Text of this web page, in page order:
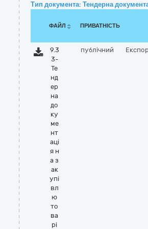
Тип документа: Тендерна
ФАЙЛ ПРИВАТНІСТЬ
9.3
3-
Те
нд
ер
на
до
ку
ме
нт
аці
я н
а з
ак
упі
вл
ю
то
ва
рі
публічний